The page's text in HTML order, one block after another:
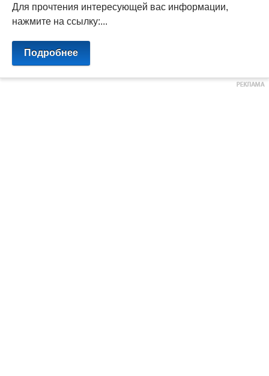
Для прочтения интересующей вас информации,
нажмите на ссылку:...
Подробнее